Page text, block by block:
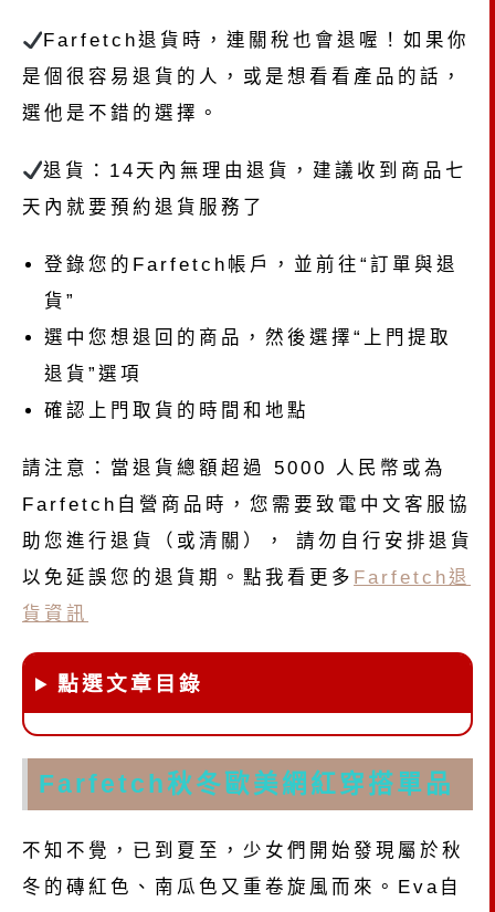
Farfetch退貨時，連關稅也會退喔！如果你
是個很容易退貨的人，或是想看看產品的話，
選他是不錯的選擇。
退貨：14天內無理由退貨，建議收到商品七
天內就要預約退貨服務了
登錄您的Farfetch帳戶，並前往“訂單與退
貨”
選中您想退回的商品，然後選擇“上門提取
退貨”選項
確認上門取貨的時間和地點
請注意：當退貨總額超過 5000 人民幣或為
Farfetch自營商品​​時，您需要致電中文客服協
助您進行退貨（或清關）， 請勿自行安排退貨
以免延誤您的退貨期。 點我看更多 Farfetch退
貨資訊
點選文章目錄
Farfetch秋冬歐美網紅穿搭單品
不知不覺，已到夏至，少女們開始發現屬於秋
冬的磚紅色、南瓜色又重卷旋風而來。Eva自